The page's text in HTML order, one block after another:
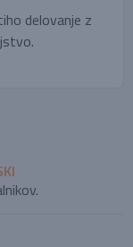
delovanje z